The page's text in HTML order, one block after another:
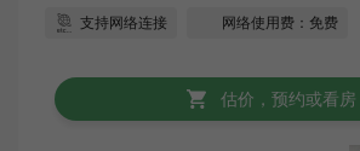
支持网络连接
网络使用费：免费
估价，预约或看房